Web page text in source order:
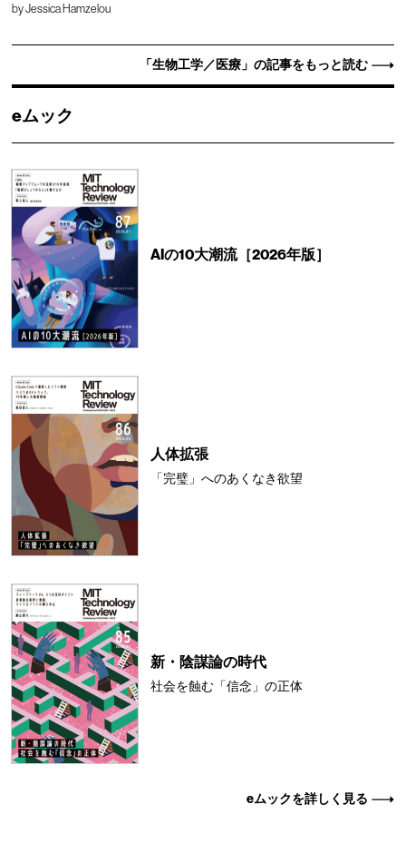
byJessica Hamzelou
「生物工学／医療」の記事をもっと読む
eムック
AIの10大潮流［2026年版］
人体拡張
「完璧」へのあくなき欲望
新・陰謀論の時代
社会を蝕む「信念」の正体
eムックを詳しく見る